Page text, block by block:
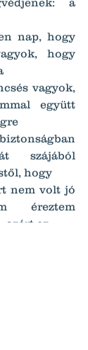
nap, hogy
hogy
vagyok,
együtt
szájából
hogy
nem volt jó
éreztem
azért ez